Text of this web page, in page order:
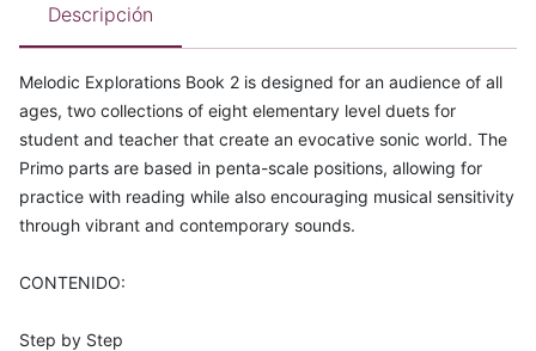
Descripción
Melodic Explorations Book 2 is designed for an audience of all
ages, two collections of eight elementary level duets for
student and teacher that create an evocative sonic world. The
Primo parts are based in penta-scale positions, allowing for
practice with reading while also encouraging musical sensitivity
through vibrant and contemporary sounds.
CONTENIDO:
Step by Step